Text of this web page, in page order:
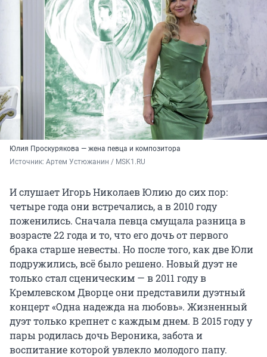
Юлия Проскурякова — жена певца и композитора
Источник: Артем Устюжанин / MSK1.RU
И слушает Игорь Николаев Юлию до сих пор:
четыре года они встречались, а в 2010 году
поженились. Сначала певца смущала разница в
возрасте 22 года и то, что его дочь от первого
брака старше невесты. Но после того, как две Юли
подружились, всё было решено. Новый дуэт не
только стал сценическим — в 2011 году в
Кремлевском Дворце они представили дуэтный
концерт «Одна надежда на любовь». Жизненный
дуэт только крепнет с каждым днем. В 2015 году у
пары родилась дочь Вероника, забота и
воспитание которой увлекло молодого папу.